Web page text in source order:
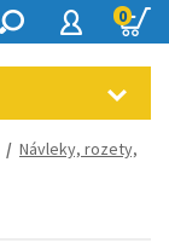
0
/ Návleky, rozety,